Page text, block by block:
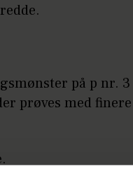
på p nr. 3
prøves med